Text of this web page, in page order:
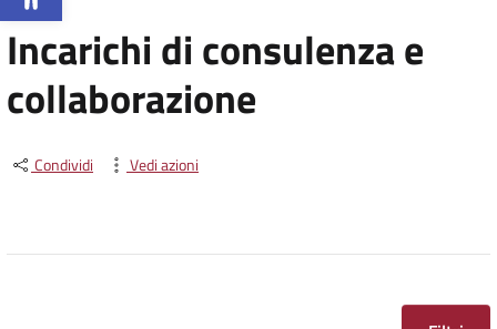
Incarichi di consulenza e
collaborazione
Condividi Vedi azioni